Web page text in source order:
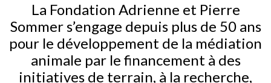
La Fondation Adrienne et Pierre
Sommer s’engage depuis plus de 50 ans
pour le développement de la médiation
animale par le financement à des
initiatives de terrain, à la recherche,